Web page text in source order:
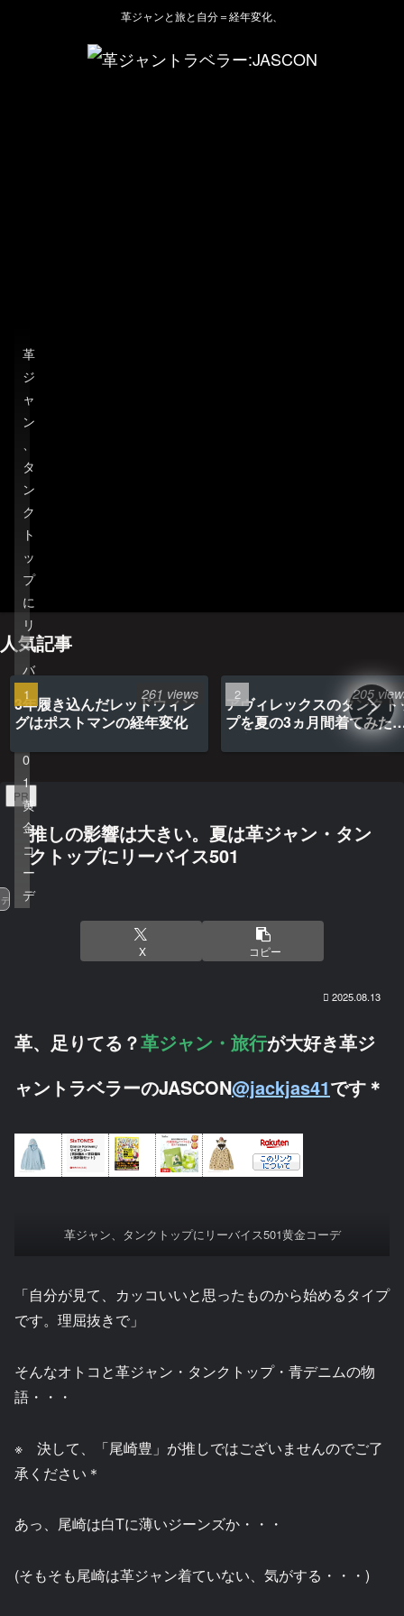
革ジャンと旅と自分＝経年変化、
人気記事
3年履き込んだレッドウィン
グはポストマンの経年変化
261 views
アヴィレックスのタンクト
プを夏の3ヵ月間着てみた
205
PR
推しの影響は大きい。夏は革ジャン・タン
クトップにリーバイス501
デニム
革
ジ
ャ
ン
タ
ン
ク
ト
ッ
プ
に
リ
ー
バ
イ
ス
0
1
黄
金
コ
ー
デ
X コピー
2025.08.13
革、足りてる？革ジャン・旅行が大好き革ジ
ャントラベラーのJASCON@jackjas41です＊
革ジャン、タンクトップにリーバイス501黄金コーデ
「自分が見て、カッコいいと思ったものから始めるタイプ
です。理屈抜きで」
そんなオトコと革ジャン・タンクトップ・青デニムの物
語・・・
※ 決して、「尾崎豊」が推しではございませんのでご了
承ください＊
あっ、尾崎は白Tに薄いジーンズか・・・
(そもそも尾崎は革ジャン着ていない、気がする・・・)